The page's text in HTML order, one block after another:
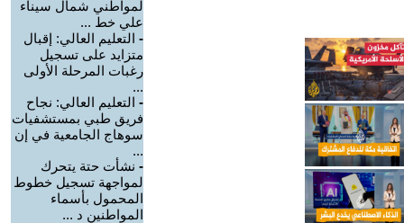
لمواطني شمال سيناء
علي خط ...
- التعليم العالي: إقبال
متزايد على تسجيل
رغبات المرحلة الأولى
...
- التعليم العالي: نجاح
فريق طبي بمستشفيات
سوهاج الجامعية في إن
...
- نشأت حتة يتحرك
لمواجهة تسجيل خطوط
المحمول بأسماء
المواطنين د ...